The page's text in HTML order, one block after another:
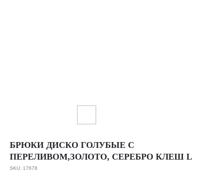
БРЮКИ ДИСКО ГОЛУБЫЕ С
ПЕРЕЛИВОМ,ЗОЛОТО, СЕРЕБРО КЛЕШ L
SKU: 17678